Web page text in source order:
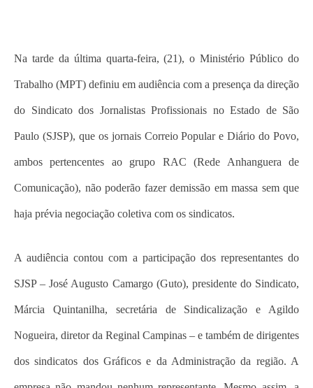
Na tarde da última quarta-feira, (21), o Ministério Público do
Trabalho (MPT) definiu em audiência com a presença da direção
do Sindicato dos Jornalistas Profissionais no Estado de São
Paulo (SJSP), que os jornais Correio Popular e Diário do Povo,
ambos pertencentes ao grupo RAC (Rede Anhanguera de
Comunicação), não poderão fazer demissão em massa sem que
haja prévia negociação coletiva com os sindicatos.
A audiência contou com a participação dos representantes do
SJSP – José Augusto Camargo (Guto), presidente do Sindicato,
Márcia Quintanilha, secretária de Sindicalização e Agildo
Nogueira, diretor da Reginal Campinas – e também de dirigentes
dos sindicatos dos Gráficos e da Administração da região. A